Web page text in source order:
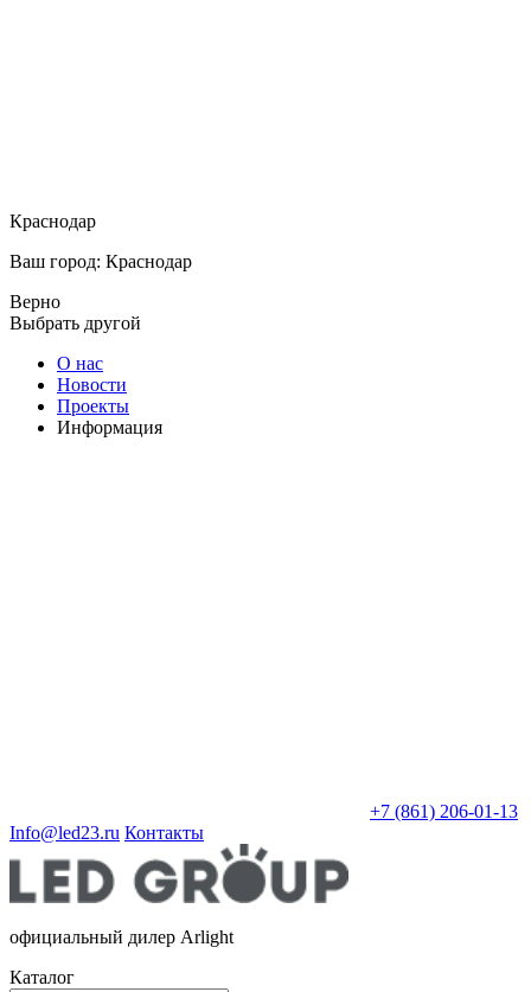
Краснодар
Ваш город: Краснодар
Верно
Выбрать другой
О нас
Новости
Проекты
Информация
+7 (861) 206-01-13
Info@led23.ru Контакты
официальный дилер Arlight
Каталог